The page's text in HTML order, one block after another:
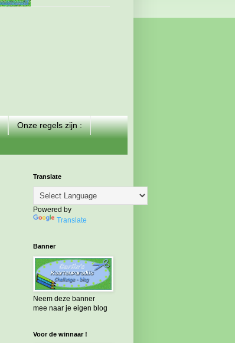
Onze regels zijn :
Translate
Powered by
Translate
Banner
Neem deze banner
mee naar je eigen blog
Voor de winnaar !